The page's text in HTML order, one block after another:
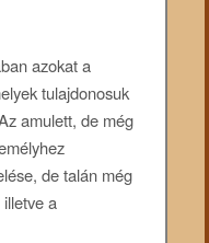
azokat a
tulajdonosuk
amulett, de még
de talán még
a